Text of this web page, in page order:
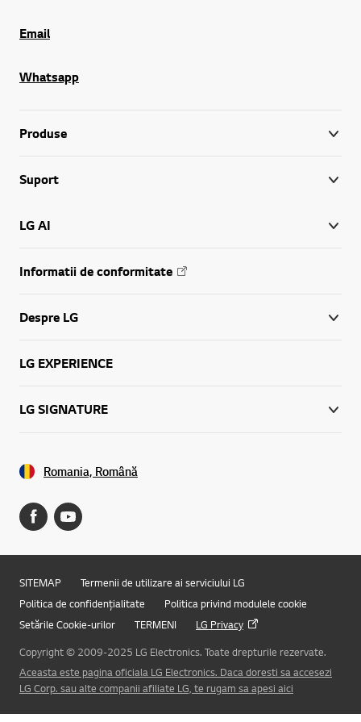
Email
Whatsapp
Produse
Suport
LG AI
Informatii de conformitate
Despre LG
LG EXPERIENCE
LG SIGNATURE
Romania, Română
SITEMAP
Termenii de utilizare ai serviciului LG
Politica de confidențialitate
Politica privind modulele cookie
Setările Cookie-urilor
TERMENI
LG Privacy
Copyright © 2009-2025 LG Electronics. Toate drepturile rezervate.
Aceasta este pagina oficiala LG Electronics. Daca doresti sa accesezi
LG Corp. sau alte companii afiliate LG, te rugam sa apesi aici
Online Chat